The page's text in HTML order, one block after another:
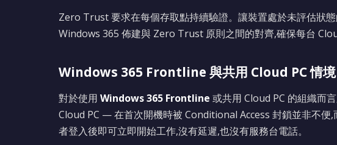
Zero Trust 要求在每個存取點持續驗證。讓裝置處於未評估狀
Windows 365 佈建與 Zero Trust 原則之間的對齊,確保每台
Windows 365 Frontline 與共用 Cloud PC 情境
對於使用 Windows 365 Frontline 或共用 Cloud PC 的組織而
Cloud PC — 在首次開機時被 Conditional Access 封鎖並非不便
者登入後即可立即開始工作,沒有延遲,也沒有服務台電話。